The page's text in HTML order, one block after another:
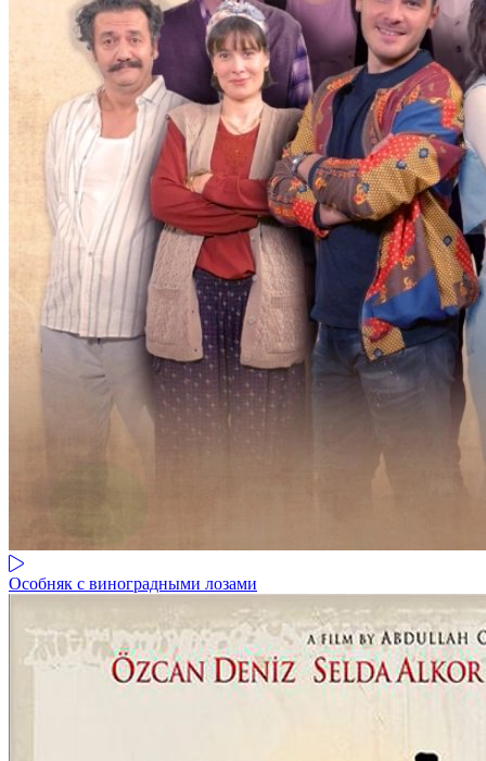
Особняк с виноградными лозами